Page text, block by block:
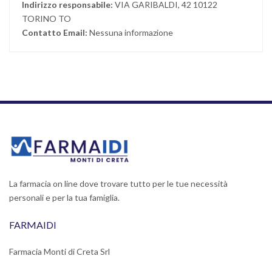
Indirizzo responsabile: VIA GARIBALDI, 42 10122
TORINO TO
Contatto Email: Nessuna informazione
La farmacia on line dove trovare tutto per le tue necessità
personali e per la tua famiglia.
FARMAIDI
Farmacia Monti di Creta Srl